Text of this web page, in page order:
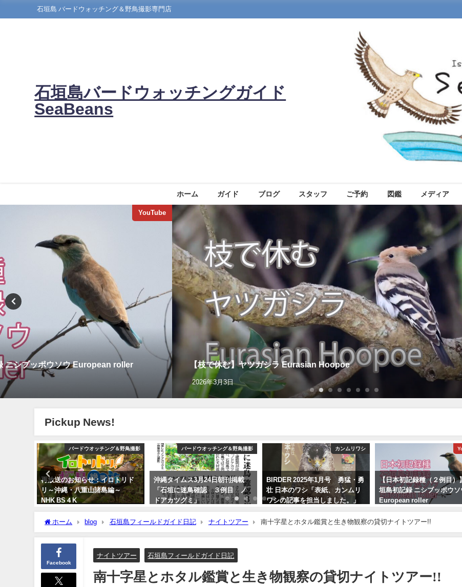
石垣島 バードウォッチング＆野鳥撮影専門店
石垣島バードウォッチングガイド
SeaBeans
ホーム ガイド ブログ スタッフ ご予約 図鑑 メディア
YouTube
ニシブッポウソウ European roller 【枝で休む】ヤツガシラ Eurasian Hoopoe
2026年3月3日
Pickup News!
バードウオッチング＆野鳥撮影
再放送のお知らせ：イロトリド
リ～沖縄・八重山諸島編～
NHK BS４K
バードウオッチング＆野鳥撮影
沖縄タイムス3月24日朝刊掲載
「石垣に迷鳥確認 ３例目 ノ
ドアカツグミ」
カンムリワシ
BIRDER 2025年1月号 勇猛・勇
壮 日本のワシ「表紙、カンムリ
ワシの記事を担当しました。」
【日本初記録種（２例目）
垣島初記録 ニシブッポウソ
European roller
ホーム blog 石垣島フィールドガイド日記 ナイトツアー 南十字星とホタル鑑賞と生き物観察の貸切ナイトツアー!!
Facebook
ナイトツアー 石垣島フィールドガイド日記
南十字星とホタル鑑賞と生き物観察の貸切ナイトツアー!!